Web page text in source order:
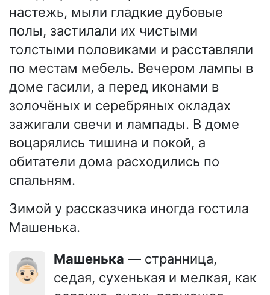
настежь, мыли гладкие дубовые
полы, застилали их чистыми
толстыми половиками и расставляли
по местам мебель. Вечером лампы в
доме гасили, а перед иконами в
золочёных и серебряных окладах
зажигали свечи и лампады. В доме
воцарялись тишина и покой, а
обитатели дома расходились по
спальням.
Зимой у рассказчика иногда гостила
Машенька.
👵🏻 Машенька — странница,
седая, сухенькая и мелкая, как